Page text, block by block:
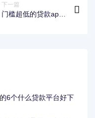
下一篇
门槛超低的贷款app
6个什么贷款平台好下